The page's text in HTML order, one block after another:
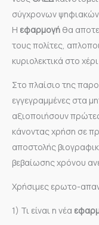
σύγχρονων
Η εφαρμογή θα
τους πολίτες,
κυριολεκτικά στο
Στο πλαίσιο της
εγγεγραμμένες στα
αξιοποιήσουν
κάνοντας χρήση σε
αποστολής
βεβαίωσης χρόνου
Χρήσιμες ερωτο-
1) Τι είναι η νέα